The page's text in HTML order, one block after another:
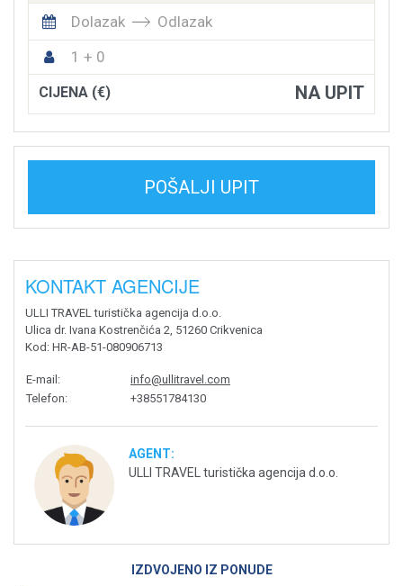
Dolazak
Odlazak
1 + 0
CIJENA (€) NA UPIT
POŠALJI UPIT
KONTAKT AGENCIJE
ULLI TRAVEL turistička agencija d.o.o.
Ulica dr. Ivana Kostrenčića 2, 51260 Crikvenica
Kod : HR-AB-51-080906713
E-mail :
info@ullitravel.com
Telefon: +38551784130
AGENT:
ULLI TRAVEL turistička agencija d.o.o.
IZDVOJENO IZ PONUDE